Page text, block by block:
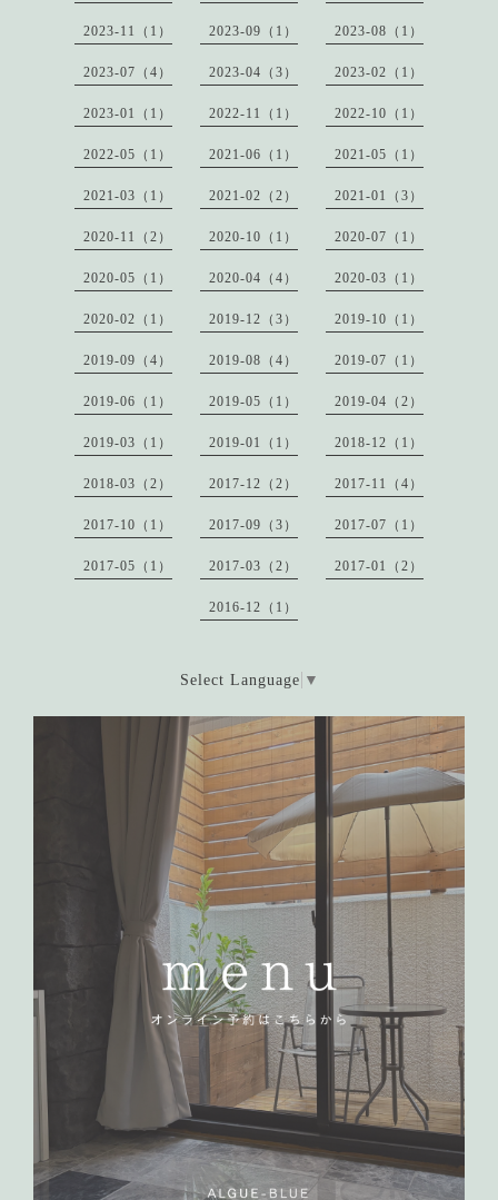
2023-11（1） 2023-09（1） 2023-08（1）
2023-07（4） 2023-04（3） 2023-02（1）
2023-01（1） 2022-11（1） 2022-10（1）
2022-05（1） 2021-06（1） 2021-05（1）
2021-03（1） 2021-02（2） 2021-01（3）
2020-11（2） 2020-10（1） 2020-07（1）
2020-05（1） 2020-04（4） 2020-03（1）
2020-02（1） 2019-12（3） 2019-10（1）
2019-09（4） 2019-08（4） 2019-07（1）
2019-06（1） 2019-05（1） 2019-04（2）
2019-03（1） 2019-01（1） 2018-12（1）
2018-03（2） 2017-12（2） 2017-11（4）
2017-10（1） 2017-09（3） 2017-07（1）
2017-05（1） 2017-03（2） 2017-01（2）
2016-12（1）
Select Language ▼